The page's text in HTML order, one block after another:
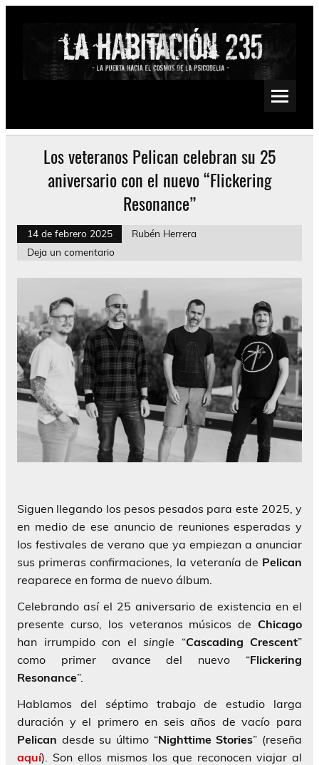
Saltar
Psychedelic, Stoner, Doom, Sludge, Fuzz, Space, Drone
Los veteranos Pelican celebran su 25
aniversario con el nuevo “Flickering
Resonance”
14 de febrero 2025
Rubén Herrera
Deja un comentario
Siguen llegando los pesos pesados para este 2025, y
en medio de ese anuncio de reuniones esperadas y
los festivales de verano que ya empiezan a anunciar
sus primeras confirmaciones, la veteranía de Pelican
reaparece en forma de nuevo álbum.
Celebrando así el 25 aniversario de existencia en el
presente curso, los veteranos músicos de Chicago
han irrumpido con el single “Cascading Crescent”
como primer avance del nuevo “Flickering
Resonance”.
Hablamos del séptimo trabajo de estudio larga
duración y el primero en seis años de vacío para
Pelican desde su último “Nighttime Stories” (reseña
aquí). Son ellos mismos los que reconocen viajar al